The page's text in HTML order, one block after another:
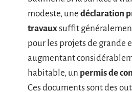
modeste, une déclaration
travauxsuffit
pour les projets de grande
augmentant
habitable, un permis de
Ces documents sont des